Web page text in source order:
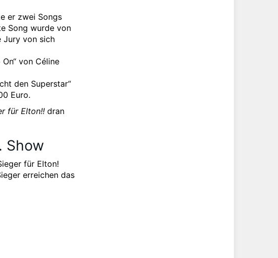
er zwei Songs
Song wurde von
Jury von sich
von Céline
den Superstar“
Euro.
für Elton!! dran
Show
für Elton!
erreichen das